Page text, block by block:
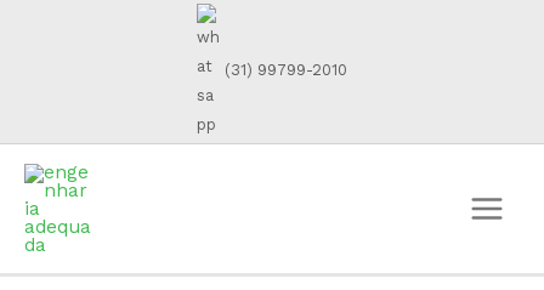
(31) 99799-2010